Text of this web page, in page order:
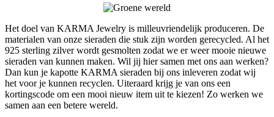
Het doel van KARMA Jewelry is milleuvriendelijk produceren. De
materialen van onze sieraden die stuk zijn worden gerecycled. Al het
925 sterling zilver wordt gesmolten zodat we er weer mooie nieuwe
sieraden van kunnen maken. Wil jij hier samen met ons aan werken?
Dan kun je kapotte KARMA sieraden bij ons inleveren zodat wij
het voor je kunnen recyclen. Uiteraard krijg je van ons een
kortingscode om een mooi nieuw item uit te kiezen! Zo werken we
samen aan een betere wereld.